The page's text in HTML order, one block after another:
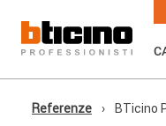
contenuto
principale
navigation
Briciole
Referenze BTicino